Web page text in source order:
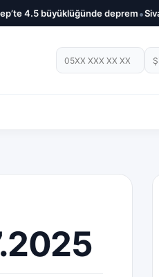
büyüklüğünde deprem•Sivas’ta
Telefon numarası